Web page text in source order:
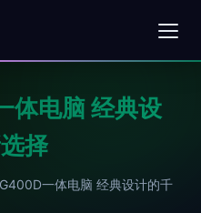
体电脑 经典设
择
一体电脑 经典设计的千